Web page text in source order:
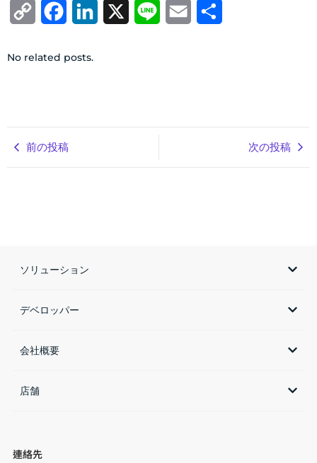
Copy
FacebookLinkedIn Line Email
No related posts.
前の投稿 次の投稿
ソリューション
デベロッパー
会社概要
店舗​
連絡先